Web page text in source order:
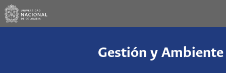
Gestión y Ambiente